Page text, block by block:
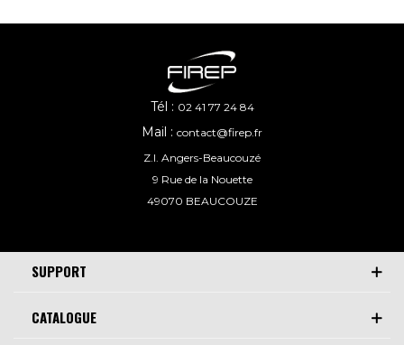
CATALOGUE
SUPPORT
Tél : 02 41 77 24 84
Mail : contact@firep.fr
Z.I. Angers-Beaucouzé
9 Rue de la Nouette
49070 BEAUCOUZE